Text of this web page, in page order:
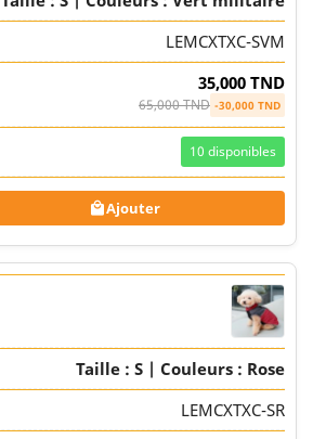
LEMCXTXC-SVM
35,000 TND
65,000 TND -30,000 TND
10 disponibles
Ajouter
Taille : S | Couleurs : Rose
LEMCXTXC-SR